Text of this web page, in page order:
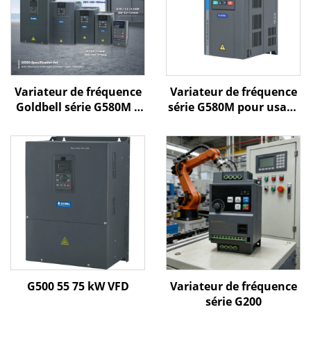
Variateur de fréquence
Goldbell série G580M |
Commande V/f et
commande vectorielle |
Variateur de fréquence
certifié CE
Variateur de fréquence
série G580M pour usage
G500 55 75 kW VFD
Variateur de fréquence
série G200